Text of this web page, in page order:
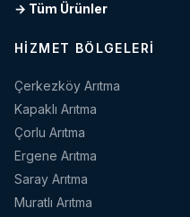
→ Tüm Ürünler
HIZMET BÖLGELERI
Çerkezköy Arıtma
Kapaklı Arıtma
Çorlu Arıtma
Ergene Arıtma
Saray Arıtma
Muratlı Arıtma